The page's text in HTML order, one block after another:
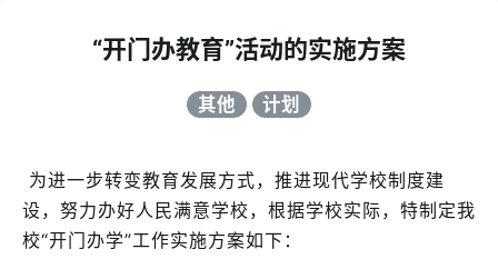
“开门办教育”活动的实施方案
其他 计划
为进一步转变教育发展方式，推进现代学校制度建
设，努力办好人民满意学校，根据学校实际，特制定我
校“开门办学”工作实施方案如下：